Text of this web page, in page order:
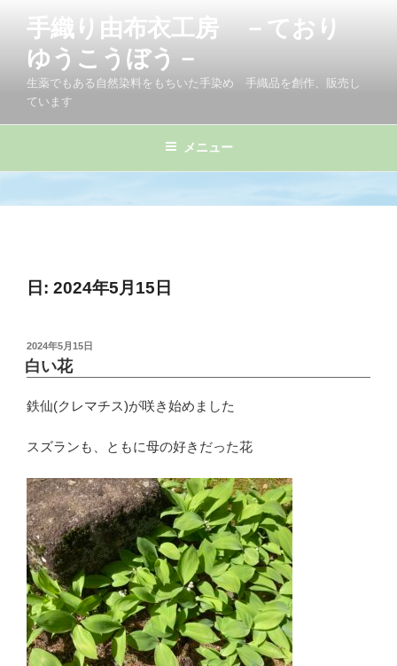
手織り由布衣工房 －ており
ゆうこうぼう－
生薬でもある自然染料をもちいた手染め 手織品を創作、販売し
ています
メニュー
日: 2024年5月15日
投
稿
日:
2024年5月15日
白い花
鉄仙(クレマチス)が咲き始めました
スズランも、ともに母の好きだった花